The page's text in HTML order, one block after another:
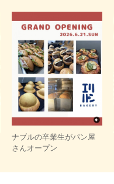
ナブルの卒業生がパン屋
さんオープン